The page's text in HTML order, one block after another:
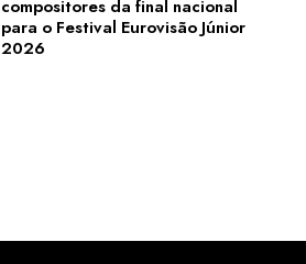
compositores da final nacional
para o Festival Eurovisão Júnior
2026